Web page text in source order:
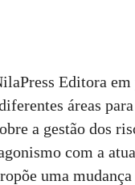
Editora
áreas
a gestão dos
com a
uma